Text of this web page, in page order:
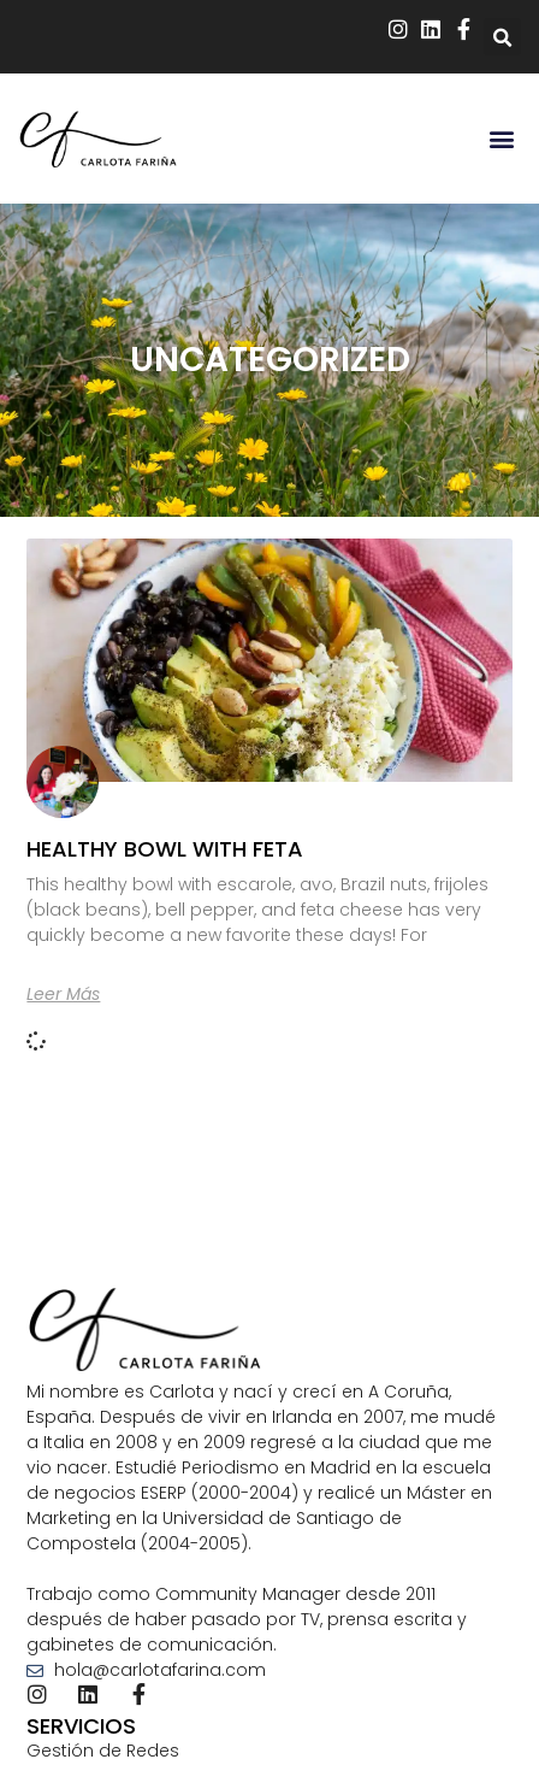
UNCATEGORIZED
HEALTHY BOWL WITH FETA
This healthy bowl with escarole, avo, Brazil nuts, frijoles
(black beans), bell pepper, and feta cheese has very
quickly become a new favorite these days! For
Leer Más
Mi nombre es Carlota y nací y crecí en A Coruña,
España. Después de vivir en Irlanda en 2007, me mudé
a Italia en 2008 y en 2009 regresé a la ciudad que me
vio nacer. Estudié Periodismo en Madrid en la escuela
de negocios ESERP (2000-2004) y realicé un Máster en
Marketing en la Universidad de Santiago de
Compostela (2004-2005).
Trabajo como Community Manager desde 2011
después de haber pasado por TV, prensa escrita y
gabinetes de comunicación.
hola@carlotafarina.com
SERVICIOS
Gestión de Redes